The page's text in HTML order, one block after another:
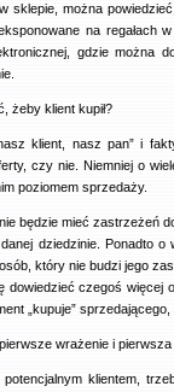
sklepie, można
na regałach
gdzie można
żeby klient kupił?
klient, nasz pan” i
czy nie. Niemniej o
poziomem sprzedaży.
będzie mieć zastrzeżeń
dziedzinie. Ponadto o
który nie budzi jego
dowiedzieć czegoś
„kupuje”
wrażenie i
klientem,